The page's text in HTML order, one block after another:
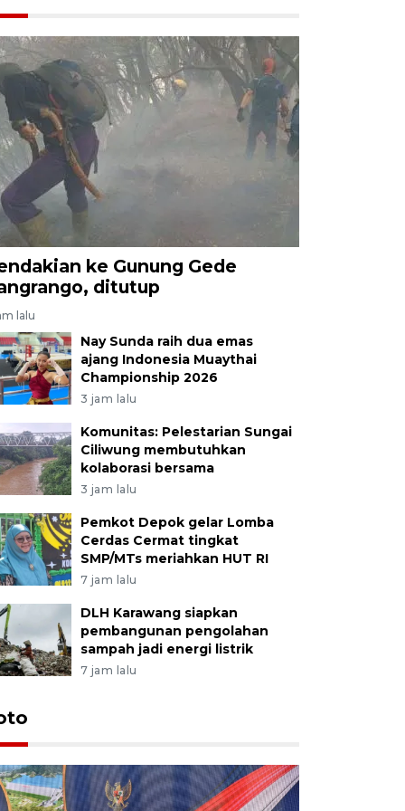
ke Gunung Gede
ditutup
lalu
Nay Sunda raih dua emas
ajang Indonesia Muaythai
Championship 2026
3 jam lalu
Komunitas: Pelestarian Sungai
Ciliwung membutuhkan
kolaborasi bersama
3 jam lalu
Pemkot Depok gelar Lomba
Cerdas Cermat tingkat
SMP/MTs meriahkan HUT RI
7 jam lalu
DLH Karawang siapkan
pembangunan pengolahan
sampah jadi energi listrik
7 jam lalu